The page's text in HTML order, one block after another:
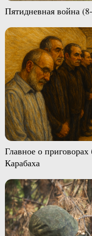
Пятидневная война
Главное о
Карабаха